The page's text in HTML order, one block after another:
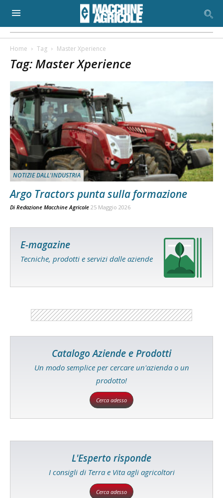
Home Tag Master Xperience
Tag: Master Xperience
NOTIZIE DALL'INDUSTRIA
Argo Tractors punta sulla formazione
Di Redazione Macchine Agricole 25 Maggio 2026
E-magazine
Tecniche, prodotti e servizi dalle aziende
Catalogo Aziende e Prodotti
Un modo semplice per cercare un'azienda o un
prodotto!
Cerca adesso
L'Esperto risponde
I consigli di Terra e Vita agli agricoltori
Cerca adesso